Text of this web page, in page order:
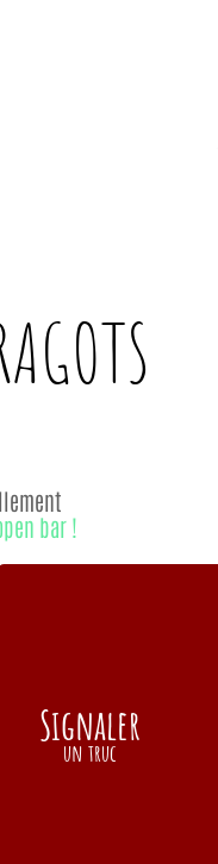
bar !
Signaler
un truc